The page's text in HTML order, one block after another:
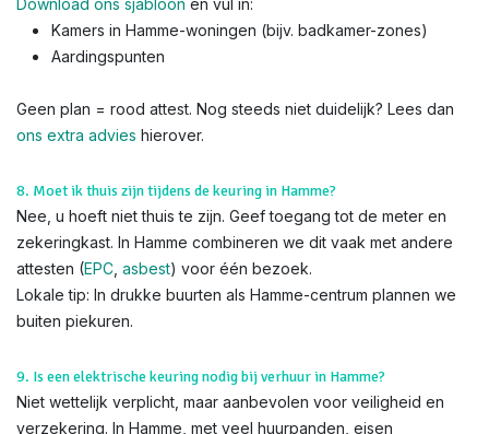
Download ons sjabloon en vul in:
Kamers in Hamme-woningen (bijv. badkamer-zones)
Aardingspunten
Geen plan = rood attest. Nog steeds niet duidelijk? Lees dan
ons extra advies hierover.
8. Moet ik thuis zijn tijdens de keuring in Hamme?
Nee, u hoeft niet thuis te zijn. Geef toegang tot de meter en
zekeringkast. In Hamme combineren we dit vaak met andere
attesten (EPC asbest) voor één bezoek.
Lokale tip: In drukke buurten als Hamme-centrum plannen we
buiten piekuren.
9. Is een elektrische keuring nodig bij verhuur in Hamme?
Niet wettelijk verplicht, maar aanbevolen voor veiligheid en
verzekering. In Hamme, met veel huurpanden, eisen